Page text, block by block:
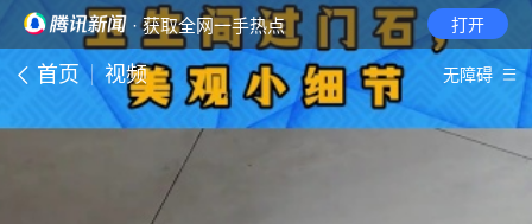
· 获取全网一手热点 打开
首页 视频 无障碍